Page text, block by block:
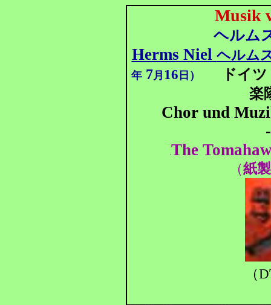
Musik
ヘルム
Herms Niel ヘルム
年 7月 16 日）
ドイ
楽
Chor und
TThe
（紙
（